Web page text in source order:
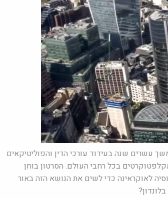
עשרים שנה בעידוד עורכי הדין והפוליטיקאים
בכל רחבי העולם. הסרטון בוחן
לאוקראינה כדי לשים את הנושא הזה באור